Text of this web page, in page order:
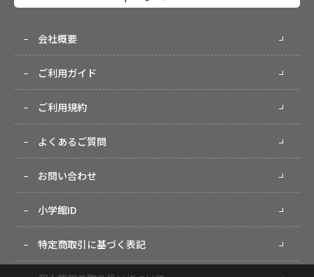
会社概要
ご利用ガイド
ご利用規約
よくあるご質問
お問い合わせ
小学館ID
特定商取引に基づく表記